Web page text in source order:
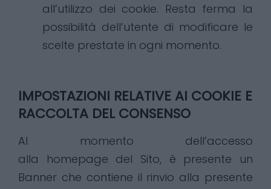
all’utilizzo dei cookie. Resta ferma la
possibilità dell’utente di modificare le
scelte prestate in ogni momento.
IMPOSTAZIONI RELATIVE AI COOKIE E
RACCOLTA DEL CONSENSO
Al momento dell’accesso
alla homepage del Sito, è presente un
Banner che contiene il rinvio alla presente